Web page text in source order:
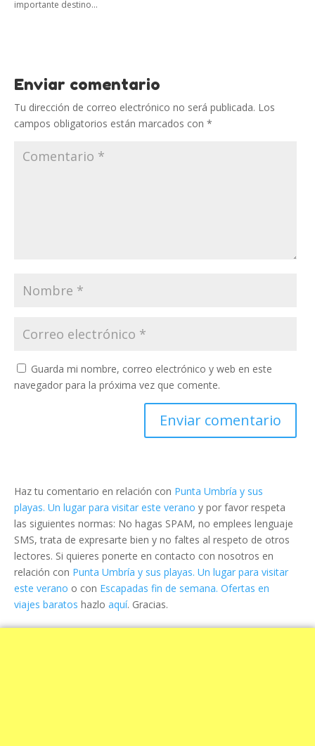
importante destino...
Enviar comentario
Tu dirección de correo electrónico no será publicada. Los
campos obligatorios están marcados con *
Guarda mi nombre, correo electrónico y web en este
navegador para la próxima vez que comente.
Haz tu comentario en relación con Punta Umbría y sus
playas. Un lugar para visitar este verano y por favor respeta
las siguientes normas: No hagas SPAM, no emplees lenguaje
SMS, trata de expresarte bien y no faltes al respeto de otros
lectores. Si quieres ponerte en contacto con nosotros en
relación con Punta Umbría y sus playas. Un lugar para visitar
este verano o con Escapadas fin de semana. Ofertas en
viajes baratos hazlo aquí. Gracias.